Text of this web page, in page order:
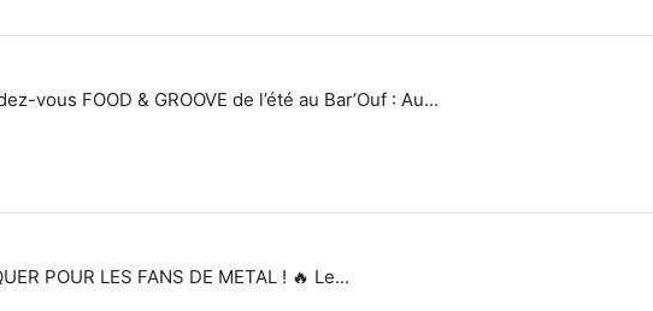
vous FOOD & GROOVE de l’été au Bar’Ouf : Au...
POUR LES FANS DE METAL ! 🔥 Le...